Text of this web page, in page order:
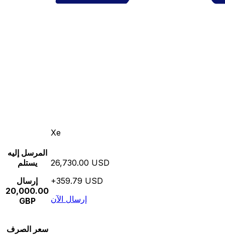
Xe
المرسل إليه
يستلم
إرسال
20,000.00
GBP
26,730.00 USD
+359.79 USD
إرسال الآن
سعر الصرف